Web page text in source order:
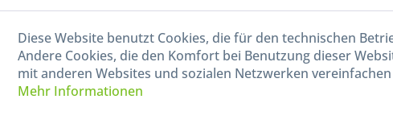
040-880 99 770
Mo-Fr, 09:00 - 15:00 Uhr
Diese Website benutzt Cookies, die für den technischen
Andere Cookies, die den Komfort bei Benutzung dieser
mit anderen Websites und sozialen Netzwerken
Mehr Informationen